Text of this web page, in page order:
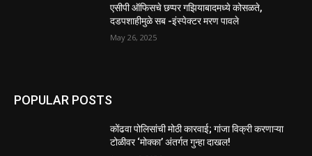
एसीपी ऑफिसचे छप्पर गझियाबादमध्ये कोसळते,
दडपशाहीमुळे सब -इंस्पेक्टर मरण पावले
May 26, 2025
POPULAR POSTS
कोंढवा पोलिसांची मोठी कारवाई; गांजा विक्री करणाऱ्या
टोळीवर ‘मोक्का’ अंतर्गत गुन्हा दाखल!